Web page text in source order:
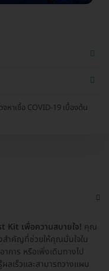
จหาเชื้อ COVID-19 เบื้องต้น
Kit เพื่อความสบายใจ! คุณ
สำคัญที่ช่วยให้คุณมั่นใจใน
การ หรือเพิ่งเดินทางไป
ลเร็วและสามารถวางแผน